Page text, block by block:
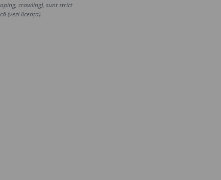
crawling), sunt strict
(vezi licența).